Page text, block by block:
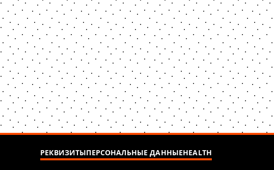
РЕКВИЗИТЫПЕРСОНАЛЬНЫЕ ДАННЫЕHEALTH